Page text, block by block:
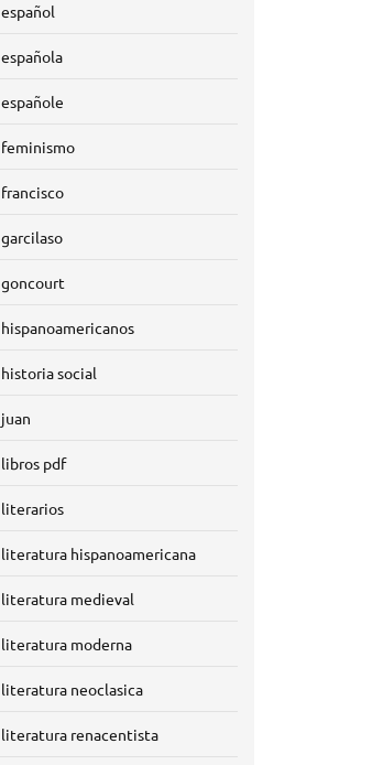
español
española
españole
feminismo
francisco
garcilaso
goncourt
hispanoamericanos
historia social
juan
libros pdf
literarios
literatura hispanoamericana
literatura medieval
literatura moderna
literatura neoclasica
literatura renacentista